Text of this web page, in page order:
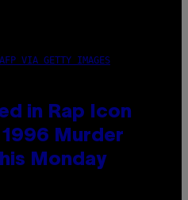
VIA GETTY IMAGES
in Rap Icon
1996 Murder
Monday